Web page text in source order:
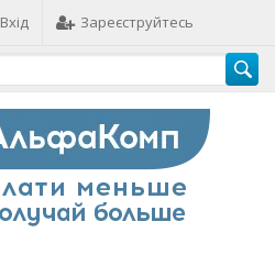
Вхід Зареєструйтесь